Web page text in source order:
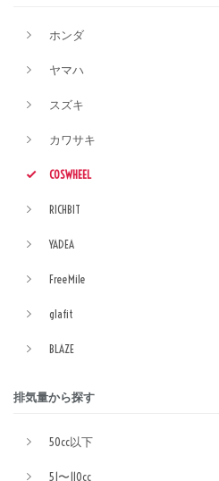
ホンダ
ヤマハ
スズキ
カワサキ
COSWHEEL
RICHBIT
YADEA
FreeMile
glafit
BLAZE
排気量から探す
50cc以下
51〜110cc